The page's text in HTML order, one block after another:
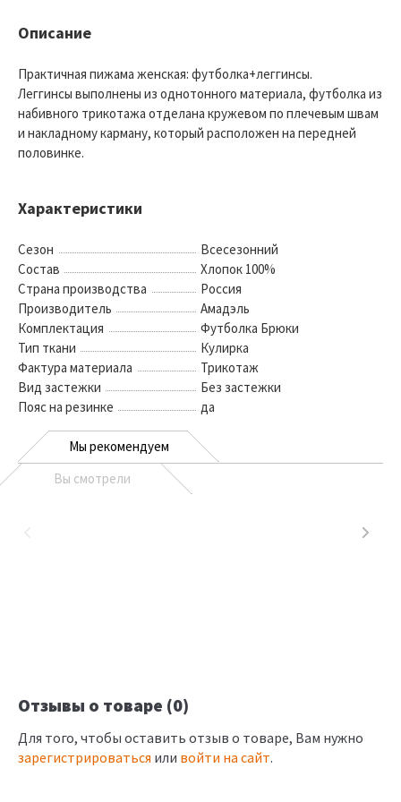
Описание
Практичная пижама женская: футболка+леггинсы.
Леггинсы выполнены из однотонного материала, футболка из
набивного трикотажа отделана кружевом по плечевым швам
и накладному карману, который расположен на передней
половинке.
Характеристики
Сезон
Всесезонний
Состав
Хлопок 100%
Страна производства
Россия
Производитель
Амадэль
Комплектация
Футболка Брюки
Тип ткани
Кулирка
Фактура материала
Трикотаж
Вид застежки
Без застежки
Пояс на резинке
да
Мы рекомендуем
Вы смотрели
Отзывы о товаре (0)
Для того, чтобы оставить отзыв о товаре, Вам нужно
зарегистрироваться или войти на сайт.